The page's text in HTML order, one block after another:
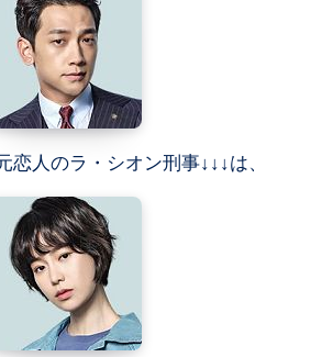
恋人のラ・シオン刑事↓↓↓は、